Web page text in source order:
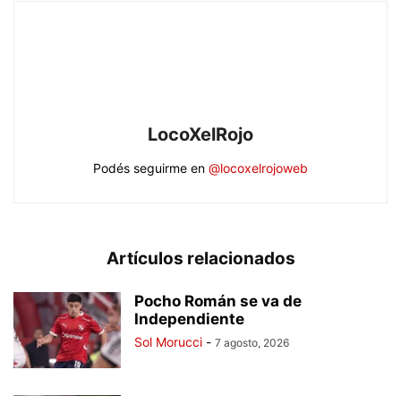
LocoXelRojo
Podés seguirme en @locoxelrojoweb
Artículos relacionados
Pocho Román se va de
Independiente
Sol Morucci - 7 agosto, 2026